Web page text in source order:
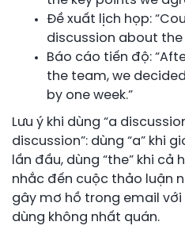
Đề xuất lịch họp:
discussion about the
Báo cáo tiến độ:
the team, we
by one week.”
Lưu ý khi dùng “a
discussion”: dùng “a” khi
lần đầu, dùng “the” khi
nhắc đến cuộc thảo luận
gây mơ hồ trong email
dùng không nhất quán.